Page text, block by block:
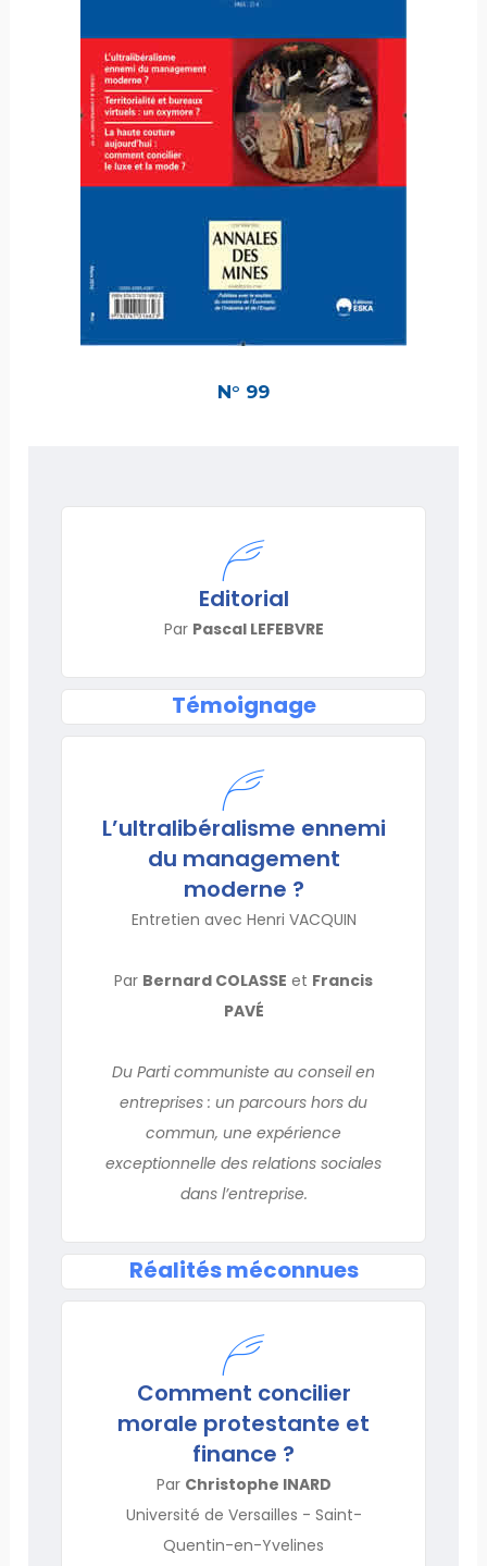
N° 99
Editorial
Par Pascal LEFEBVRE
Témoignage
L’ultralibéralisme ennemi
du management
moderne ?
Entretien avec Henri VACQUIN
Par Bernard COLASSE et Francis
PAVÉ
Du Parti communiste au conseil en
entreprises : un parcours hors du
commun, une expérience
exceptionnelle des relations sociales
dans l’entreprise.
Réalités méconnues
Comment concilier
morale protestante et
finance ?
Par Christophe INARD
Université de Versailles - Saint-
Quentin-en-Yvelines